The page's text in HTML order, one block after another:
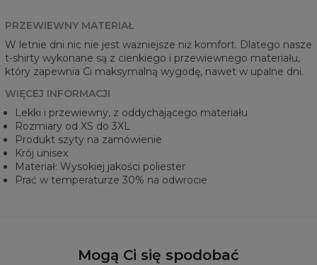
PRZEWIEWNY MATERIAŁ
W letnie dni nic nie jest ważniejsze niż komfort. Dlatego nasze
t-shirty wykonane są z cienkiego i przewiewnego materiału,
który zapewnia Ci maksymalną wygodę, nawet w upalne dni.
WIĘCEJ INFORMACJI
Lekki i przewiewny, z oddychającego materiału
Rozmiary od XS do 3XL
Produkt szyty na zamówienie
Krój unisex
Materiał: Wysokiej jakości poliester
Prać w temperaturze 30% na odwrocie
Mogą Ci się spodobać